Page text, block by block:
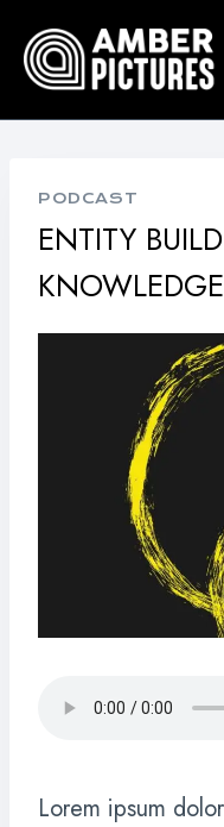
content
PODCAST
ENTITY
Lorem ipsum